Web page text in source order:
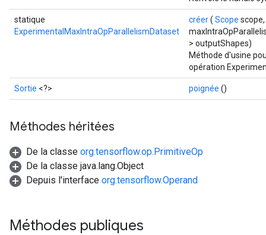
statique
ExperimentalMaxIntraOpParallelismDataset
créer( Scope scope,
> outputShapes)
Méthode d'usine
opération
Sortie <?> poignée ()
Méthodes héritées
De la classe org.tensorflow.op.PrimitiveOp
De la classe java.lang.Object
Depuis l'interface org.tensorflow.Operand
Méthodes publiques